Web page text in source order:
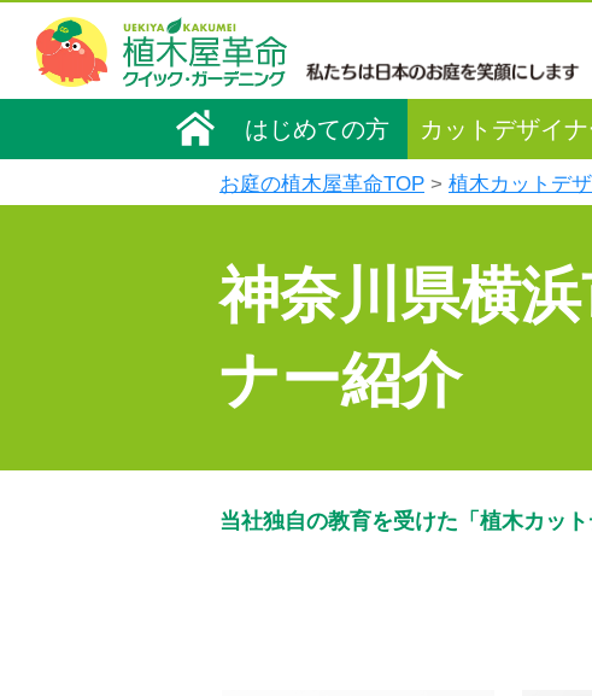
はじめての方 カットデザイ
お庭の植木屋革命TOP 植木カットデ
神奈川県横
ナー紹介
当社独自の教育を受けた「植木カッ